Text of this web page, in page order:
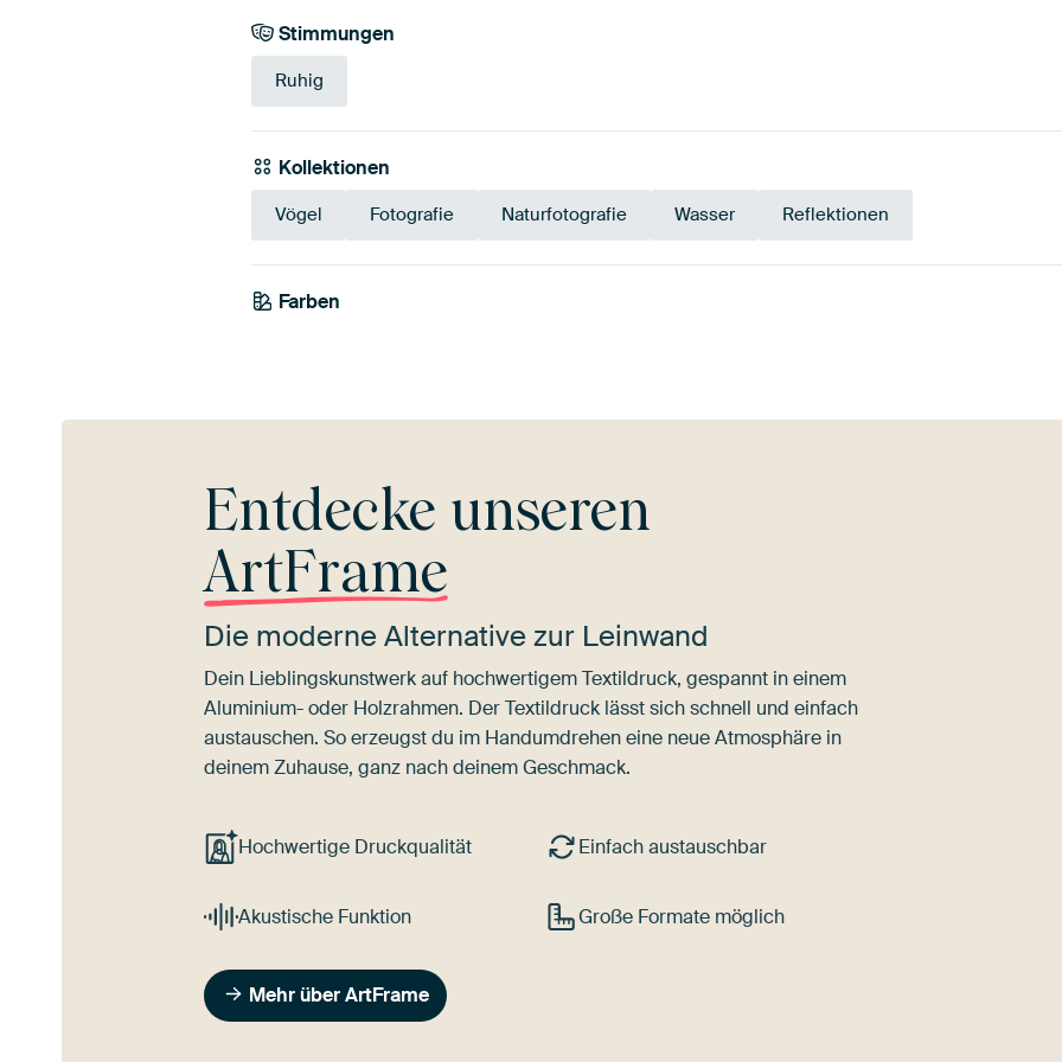
Stimmungen
Ruhig
Kollektionen
Vögel Fotografie Naturfotografie Wasser Reflektionen
Farben
Olivgrün
Entdecke unseren
ArtFrame
Die moderne Alternative zur Leinwand
Dein Lieblingskunstwerk auf hochwertigem Textildruck, gespannt in einem
Aluminium- oder Holzrahmen. Der Textildruck lässt sich schnell und einfach
austauschen. So erzeugst du im Handumdrehen eine neue Atmosphäre in
deinem Zuhause, ganz nach deinem Geschmack.
Hochwertige Druckqualität Einfach austauschbar
Akustische Funktion Große Formate möglich
Mehr über ArtFrame